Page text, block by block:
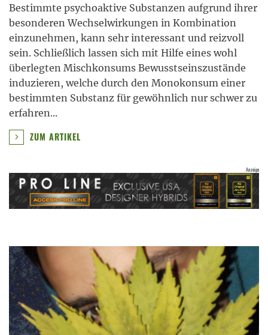
Bestimmte psychoaktive Substanzen aufgrund ihrer
besonderen Wechselwirkungen in Kombination
einzunehmen, kann sehr interessant und reizvoll
sein. Schließlich lassen sich mit Hilfe eines wohl
überlegten Mischkonsums Bewusstseinszustände
induzieren, welche durch den Monokonsum einer
bestimmten Substanz für gewöhnlich nur schwer zu
erfahren...
ZUM ARTIKEL